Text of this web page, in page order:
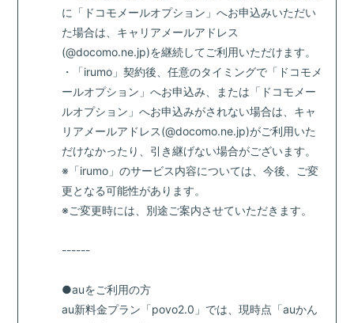
に「ドコモメールオプション」へお申込みいただい
た場合は、キャリアメールアドレス
(@docomo.ne.jp)を継続してご利用いただけます。
・「irumo」契約後、任意のタイミングで「ドコモメ
ールオプション」へお申込み、または「ドコモメー
ルオプション」へお申込みがされない場合は、キャ
リアメールアドレス(@docomo.ne.jp)がご利用いた
だけなかったり、引き継げない場合がございます。
※「irumo」のサービス内容については、今後、ご変
更となる可能性があります。
※ご変更時には、別途ご案内させていただきます。
------
●auをご利用の方
au新料金プラン「povo2.0」では、現時点「auかん